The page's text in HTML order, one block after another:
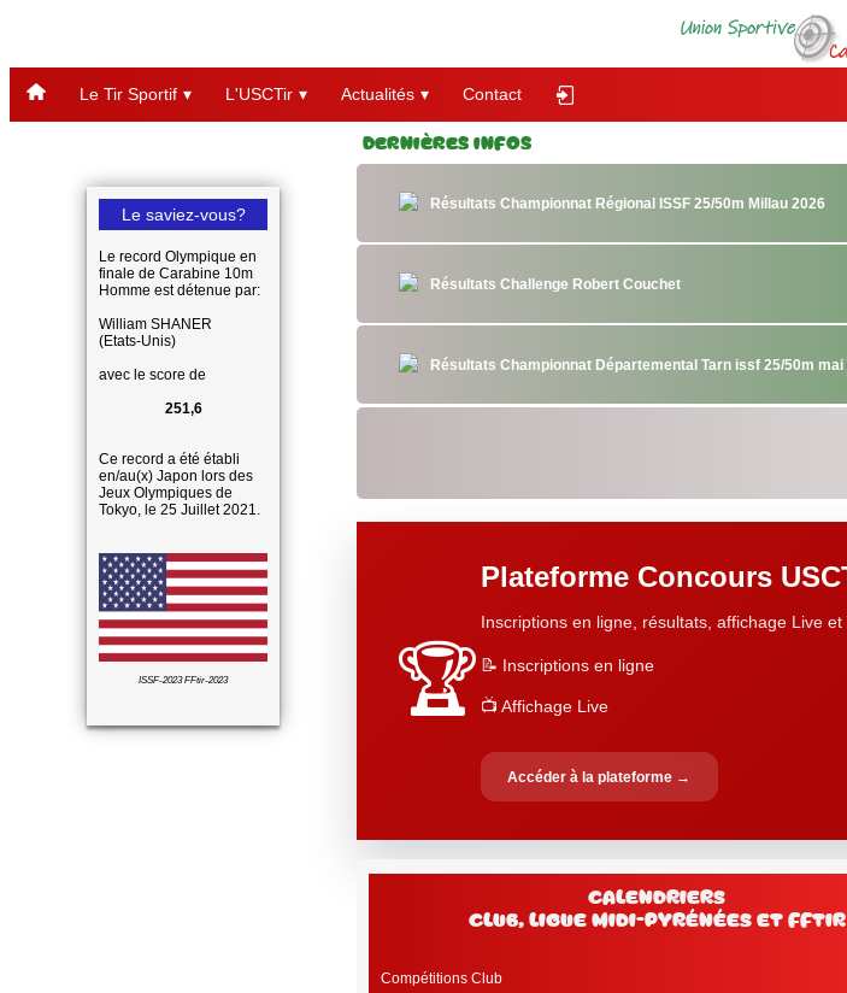
Le Tir Sportif L'USCTir Actualités Contact
Le saviez-vous?
Le record Olympique en
finale de Carabine 10m
Homme est détenue par:
William SHANER
(Etats-Unis)
avec le score de
251,6
Ce record a été établi
en/au(x) Japon lors des
Jeux Olympiques de
Tokyo, le 25 Juillet 2021.
ISSF-2023 FFtir-2023
Dernières Infos
Résultats Championnat Régional ISSF 25/50m Millau 2026
Résultats Challenge Robert Couchet
Résultats Championnat Départemental Tarn issf 25/50m mai
🏆
Plateforme Concours
Inscriptions en ligne, résultats, affichage Live
📝 Inscriptions en ligne
📺 Affichage Live
Accéder à la plateforme →
Calendriers
club, Ligue Midi-Pyrénées et FFtir
Compétitions Club